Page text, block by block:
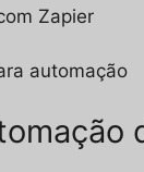
Zapier
automação